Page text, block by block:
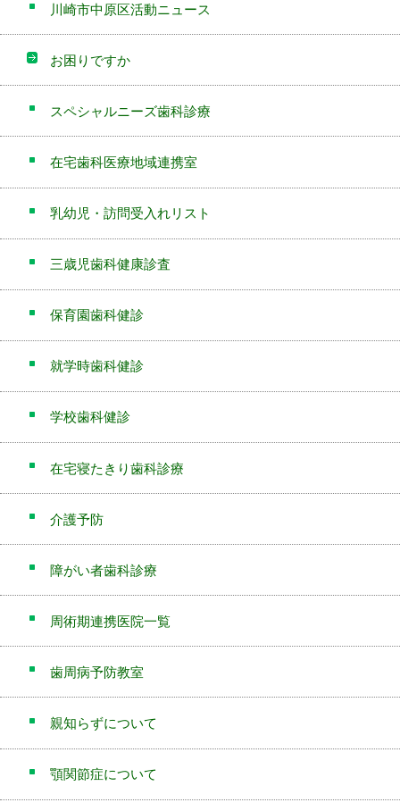
川崎市中原区活動ニュース
お困りですか
スペシャルニーズ歯科診療
在宅歯科医療地域連携室
乳幼児・訪問受入れリスト
三歳児歯科健康診査
保育園歯科健診
就学時歯科健診
学校歯科健診
在宅寝たきり歯科診療
介護予防
障がい者歯科診療
周術期連携医院一覧
歯周病予防教室
親知らずについて
顎関節症について